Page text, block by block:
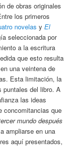
de obras originales
los primeros
novelas yEl
seleccionada por
a la escritura
que esto resulta
una veintena de
Esta limitación, la
puntales del libro. A
las ideas
concomitancias que
mundo después
ampliarse en una
aquí presentados,